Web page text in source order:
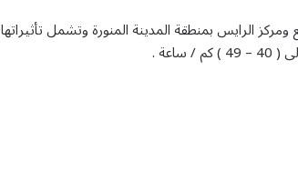
الرايس بمنطقة المدينة المنورة وتشمل تأثيراتها
.